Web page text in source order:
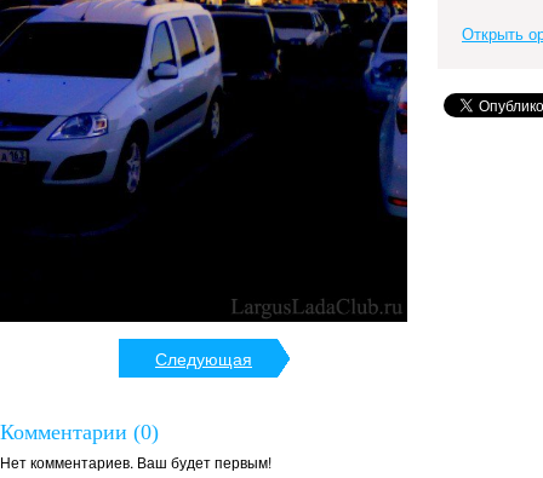
Следующая
Открыть
Комментарии (0)
Нет комментариев. Ваш будет первым!